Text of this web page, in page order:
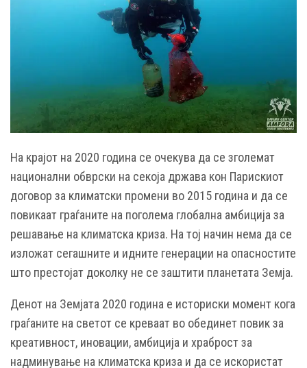
На крајот на 2020 година се очекува да се зголемат
национални обврски на секоја држава кон Парискиот
договор за климатски промени во 2015 година и да се
повикаат граѓаните на поголема глобална амбиција за
решавање на климатска криза. На тој начин нема да се
изложат сегашните и идните генерации на опасностите
што престојат доколку не се заштити планетата Земја.
Денот на Земјата 2020 година е историски момент кога
граѓаните на светот се креваат во обединет повик за
креативност, иновации, амбиција и храброст за
надминување на климатска криза и да се искористат